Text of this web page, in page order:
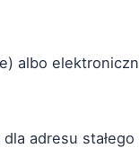
albo
adresu stałego